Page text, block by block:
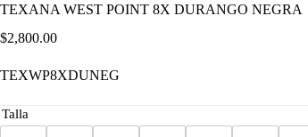
TEXANA WEST POINT 8X DURANGO NEGRA
$2,800.00
TEXWP8XDUNEG
Talla